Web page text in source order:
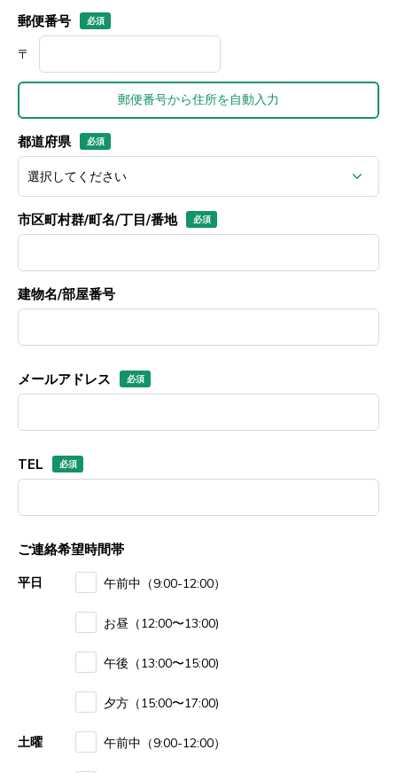
郵便番号
〒
郵便番号から住所を自動入力
都道府県
市区町村群/町名/丁目/番地
建物名/部屋番号
メールアドレス
TEL
ご連絡希望時間帯
平日 午前中（9:00-12:00）
お昼（12:00〜13:00)
午後（13:00〜15:00)
夕方（15:00〜17:00)
土曜 午前中（9:00-12:00）